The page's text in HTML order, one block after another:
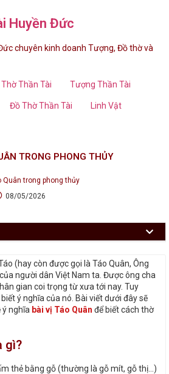
Huyền Đức
chuyên kinh doanh Tượng, Đồ thờ và
Thần Tài Tượng Thần Tài
Đồ Thờ Thần Tài Linh Vật
TRONG PHONG THỦY
Quân trong phong thủy
08/05/2026
(hay còn được gọi là Táo Quân, Ông
người dân Việt Nam ta. Được ông cha
gian coi trọng từ xưa tới nay. Tuy
ý nghĩa của nó. Bài viết dưới đây sẽ
ý nghĩa bài vị Táo Quân để biết cách thờ
gì?
thẻ bằng gỗ (thường là gỗ mít, gỗ thị…)